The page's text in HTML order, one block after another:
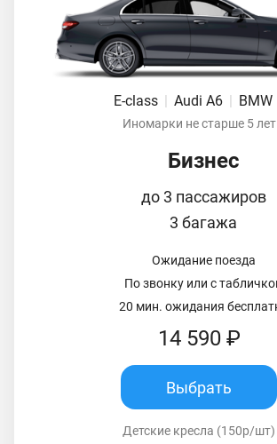
E-class | Audi A6 | BMW
Иномарки не старше 5 лет
Бизнес
до 3 пассажиров
3 багажа
Ожидание поезда
По звонку или с
20 мин. ожидания
14 590 ₽
Выбрать
Детские кресла (150р/шт)